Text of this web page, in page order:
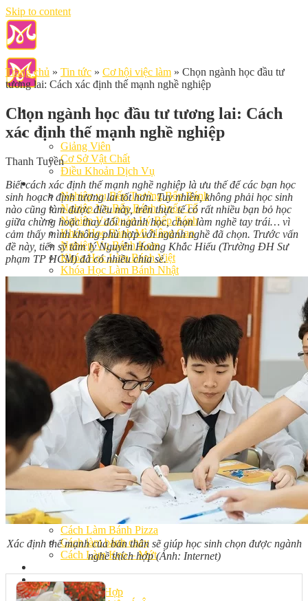
Skip to content
Giới Thiệu
Giảng Viên
Cơ Sở Vật Chất
Điều Khoản Dịch Vụ
Học Làm Bánh
Nghiệp vụ Bếp Trưởng Bếp Bánh
Nghiệp Vụ Bếp Bánh Quốc Tế
Nghiệp Vụ Quản Lý Bếp Bánh
Khóa Học Bánh Mì Nâng Cao
Nghiệp Vụ Bánh Kem
Khóa Học Làm Bánh Việt
Khóa Học Làm Bánh Nhật
Khóa Học Bánh Đài Loan
Học Làm Bánh Ngắn Hạn
Khóa Học Handmade Mini Cake
Master Class
Lịch học – Lịch thi
Đăng Ký Học
Công Thức
Cách Làm Bánh Việt
Cách Làm Bánh Âu
Cách Làm Bánh Kem
Cách Làm Bánh Mì
Cách Làm Bánh Trung Thu
Cách Làm Bánh Flan
Cách Làm Bánh Bao
Cách Làm Bánh Bông Lan
Cách Làm Bánh Su Kem
Cách làm bánh CupCake
Cách Làm Bánh Pizza
Cách làm bánh chay
Cách Làm Kẹo – Mứt
Tin tức
Tin Tổng Hợp
Trang chủ » Tin tức » Cơ hội việc làm » Chọn ngành học đầu tư
tương lai: Cách xác định thế mạnh nghề nghiệp
Chọn ngành học đầu tư tương lai: Cách
xác định thế mạnh nghề nghiệp
Thanh Tuyền
Biết cách xác định thế mạnh nghề nghiệp là ưu thế để các bạn học
sinh hoạch định tương lai tốt hơn. Tuy nhiên, không phải học sinh
nào cũng làm được điều này, trên thực tế có rất nhiều bạn bỏ học
giữa chừng hoặc thay đổi ngành học, chọn làm nghề tay trái… vì
cảm thấy mình không phù hợp với ngành nghề đã chọn. Trước vấn
đề này, tiến sỹ tâm lý Nguyễn Hoàng Khắc Hiếu (Trường ĐH Sư
phạm TP HCM) đã có nhiều chia sẻ.
Xác định thế mạnh của bản thân sẽ giúp học sinh chọn được ngành
nghề thích hợp (Ảnh: Internet)